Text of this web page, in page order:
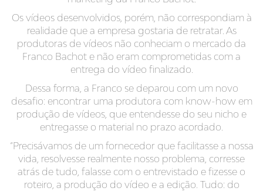
Os vídeos desenvolvidos, porém, não correspondiam à
realidade que a empresa gostaria de retratar. As
produtoras de vídeos não conheciam o mercado da
Franco Bachot e não eram comprometidas com a
entrega do vídeo finalizado.
Dessa forma, a Franco se deparou com um novo
desafio: encontrar uma produtora com know-how em
produção de vídeos, que entendesse do seu nicho e
entregasse o material no prazo acordado.
“Precisávamos de um fornecedor que facilitasse a nossa
vida, resolvesse realmente nosso problema, corresse
atrás de tudo, falasse com o entrevistado e fizesse o
roteiro, a produção do vídeo e a edição. Tudo: do